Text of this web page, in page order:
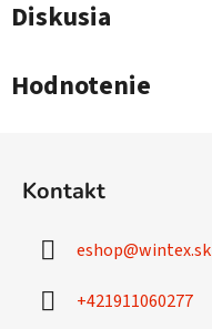
Diskusia
Hodnotenie
Kontakt
eshop@wintex.sk
+421911060277